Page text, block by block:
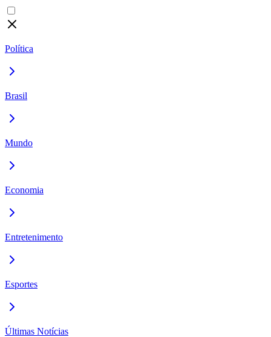
Política
Brasil
Mundo
Economia
Entretenimento
Esportes
Últimas Notícias